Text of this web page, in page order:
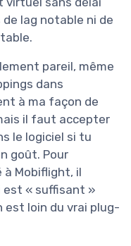
lag notable ni de
pareil, même
dans
à ma façon de
il faut accepter
le logiciel si tu
goût. Pour
à Mobiflight, il
est « suffisant »
est loin du vrai plug-